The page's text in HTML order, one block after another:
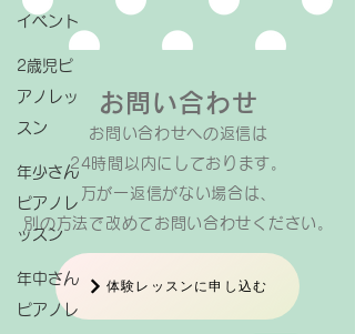
イベント
2歳児ピ
アノレッ
スン
年少さん
ピアノレ
ッスン
年中さん
ピアノレ
お問い合わせ
お問い合わせへの返信は​
24時間以内にしております。
万が一返信がない場合は、
​別の方法で改めてお問い合わせください。
体験レッスンに申し込む